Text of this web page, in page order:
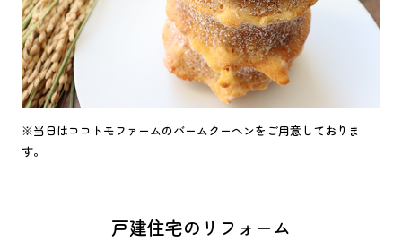
※当日はココトモファームのバームクーヘンをご用意しておりま
す。
戸建住宅のリフォーム